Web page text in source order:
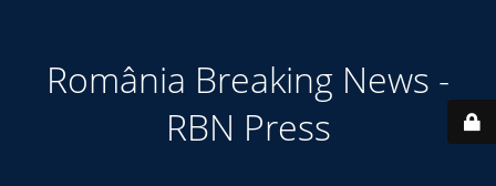
România Breaking News -
RBN Press